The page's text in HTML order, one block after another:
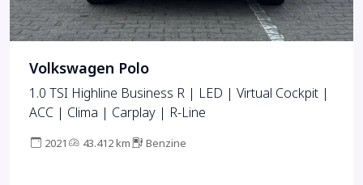
Volkswagen Polo
1.0 TSI Highline Business R | LED | Virtual Cockpit |
ACC | Clima | Carplay | R-Line
2021 43.412 km Benzine